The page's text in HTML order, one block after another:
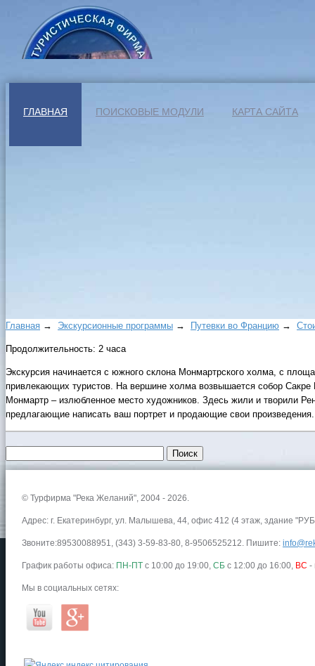
ГЛАВНАЯ ПОИСКОВЫЕ МОДУЛИ КАРТА САЙТА
Главная → Экскурсионные программы → Путевки во Францию →
Продолжительность: 2 часа
Экскурсия начинается с южного склона Монмартрского холма, с
привлекающих туристов. На вершине холма возвышается собор
Монмартр – излюбленное место художников. Здесь жили и творили
предлагающие написать ваш портрет и продающие свои
© Турфирма "Река Желаний", 2004 - 2026.
Адрес: г. Екатеринбург, ул. Малышева, 44, офис 412 (4 этаж, здание
Звоните:89530088951, (343) 3-59-83-80, 8-9506525212. Пишите:
График работы офиса: ПН-ПТ с 10:00 до 19:00, СБ с 12:00 до 16:00, ВС -
Мы в социальных сетях: